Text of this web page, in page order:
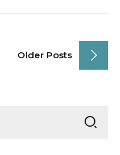
Older Posts